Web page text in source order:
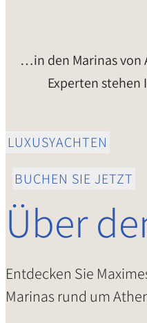
…in den Marinas von
Experten stehen
LUXUSYACHTEN
BUCHEN SIE JETZT
Über
Entdecken Sie
Marinas rund um